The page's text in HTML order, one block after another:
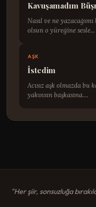
Kavuşamadım
Nasıl ve ne
olsun o yüreğine sesle...
AŞK
İstedim
Acısız aşk olmazda
yakınsın başkasına....
"Her şiir, sonsuzluğa